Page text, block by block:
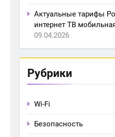
Актуальные тарифы
интернет ТВ
09.04.2026
Рубрики
Wi-Fi
Безопасность